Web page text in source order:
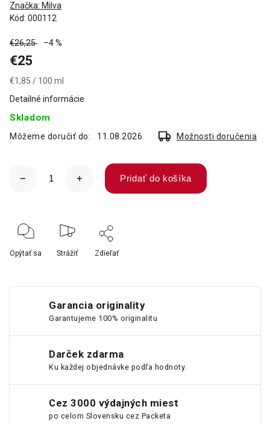
Kód: 000112
Značka: Milva
€26,25 –4 %
€25
€1,85 / 100 ml
Skladom
Môžeme doručiť do: 11.08.2026 Možnosti doručenia
Pridať do košíka
Detailné informácie
Opýtať sa Strážiť Zdieľať
Garancia originality
Garantujeme 100% originalitu
Darček zdarma
Ku každej objednávke podľa hodnoty.
Cez 3000 výdajných miest
po celom Slovensku cez Packeta